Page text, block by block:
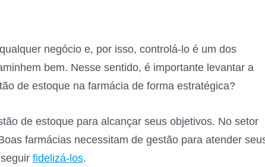
negócio e, por isso, controlá-lo é um dos
bem. Nesse sentido, é importante levantar a
de estoque na farmácia de forma estratégica?
de estoque para alcançar seus objetivos. No setor
farmácias necessitam de gestão para atender
fidelizá-los.